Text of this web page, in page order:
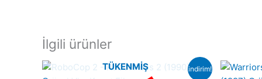
İlgili ürünler
indirim!
TÜKENMIŞ